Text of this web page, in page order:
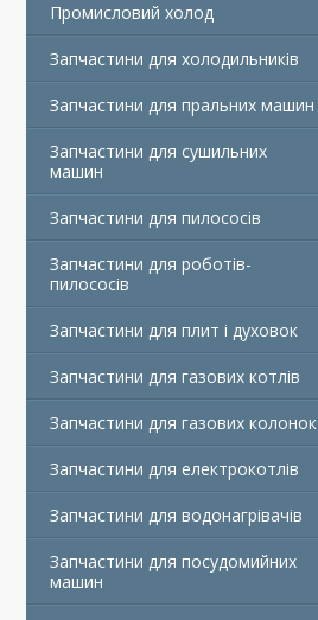
Промисловий холод
Запчастини для холодильників
Запчастини для пральних машин
Запчастини для сушильних
машин
Запчастини для пилососів
Запчастини для роботів-
пилососів
Запчастини для плит і духовок
Запчастини для газових котлів
Запчастини для газових колонок
Запчастини для електрокотлів
Запчастини для водонагрівачів
Запчастини для посудомийних
машин